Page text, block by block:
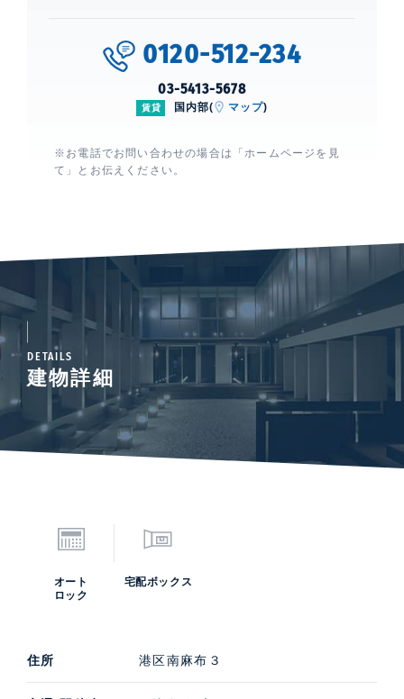
0120-512-234
03-5413-5678
賃貸 国内部( マップ)
※お電話でお問い合わせの場合は「ホームページを見
て」とお伝えください。
DETAILS
建物詳細
オート
ロック
宅配ボックス
住所 港区南麻布３